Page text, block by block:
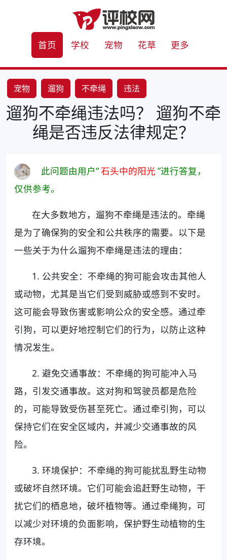
首页 学校 宠物 花草 更多
宠物 遛狗 不牵绳 违法
遛狗不牵绳违法吗？ 遛狗不牵
绳是否违反法律规定？
此问题由用户“石头中的阳光 ”进行答复，
仅供参考。
在大多数地方，遛狗不牵绳是违法的。牵绳
是为了确保狗的安全和公共秩序的需要。以下是
一些关于为什么遛狗不牵绳是违法的理由：
1. 公共安全：不牵绳的狗可能会攻击其他人
或动物，尤其是当它们受到威胁或感到不安时。
这可能会导致伤害或影响公众的安全感。通过牵
引狗，可以更好地控制它们的行为，以防止这种
情况发生。
2. 避免交通事故：不牵绳的狗可能冲入马
路，引发交通事故。这对狗和驾驶员都是危险
的，可能导致受伤甚至死亡。通过牵引狗，可以
保持它们在安全区域内，并减少交通事故的风
险。
3. 环境保护：不牵绳的狗可能扰乱野生动物
或破坏自然环境。它们可能会追赶野生动物，干
扰它们的栖息地，破坏植物等。通过牵绳狗，可
以减少对环境的负面影响，保护野生动植物的生
存环境。